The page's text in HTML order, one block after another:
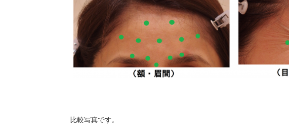
比較写真です。